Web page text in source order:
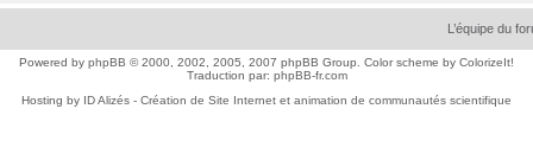
L’équipe du
Powered by phpBB © 2000, 2002, 2005, 2007 phpBB Group. Color scheme by ColorizeIt!
Traduction par: phpBB-fr.com
Hosting by ID Alizés - Création de Site Internet et animation de communautés scientifique